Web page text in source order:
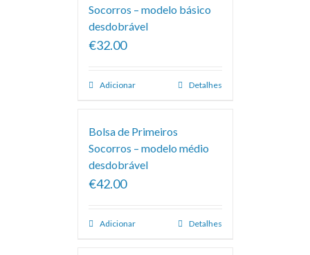
Socorros – modelo básico
desdobrável
€32.00
Adicionar Detalhes
Bolsa de Primeiros
Socorros – modelo médio
desdobrável
€42.00
Adicionar Detalhes